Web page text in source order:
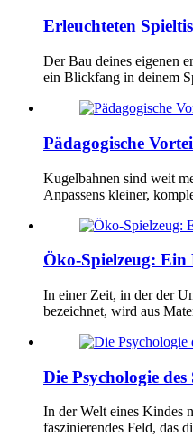
Erleuchteten
Der Bau deines eigenen
ein Blickfang in deinem
Pädagogische
Kugelbahnen sind weit
Anpassens kleiner,
Öko-Spielzeug:
In einer Zeit, in der der
bezeichnet, wird aus
Die Psychologie
In der Welt eines Kindes
faszinierendes Feld, das